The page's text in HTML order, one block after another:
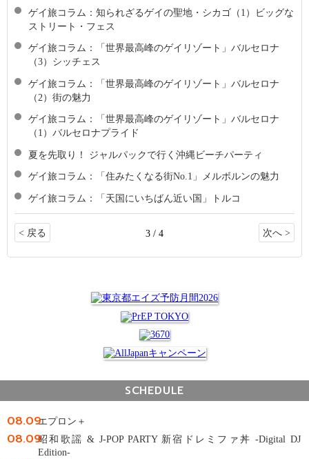
ゲイ旅コラム：知られざるゲイの聖地・シカゴ（1）ビッグな
ストリート・フェス
ゲイ旅コラム：「世界最高峰のゲイリゾート」バルセロナ
（3）シッチェス
ゲイ旅コラム：「世界最高峰のゲイリゾート」バルセロナ
（2）街の魅力
ゲイ旅コラム：「世界最高峰のゲイリゾート」バルセロナ
（1）バルセロナプライド
夏を先取り！ ジャルパックで行く沖縄ビーチパーティ
ゲイ旅コラム：「住みたくなる街No.1」メルボルンの魅力
ゲイ旅コラム：「天国にいちばん近い国」トルコ
< 戻る 3 / 4 次へ >
SCHEDULE
08.09エプロン＋
08.09昭和歌謡 & J-POP PARTY 新宿ドレミファ丼 -Digital DJ
Edition-